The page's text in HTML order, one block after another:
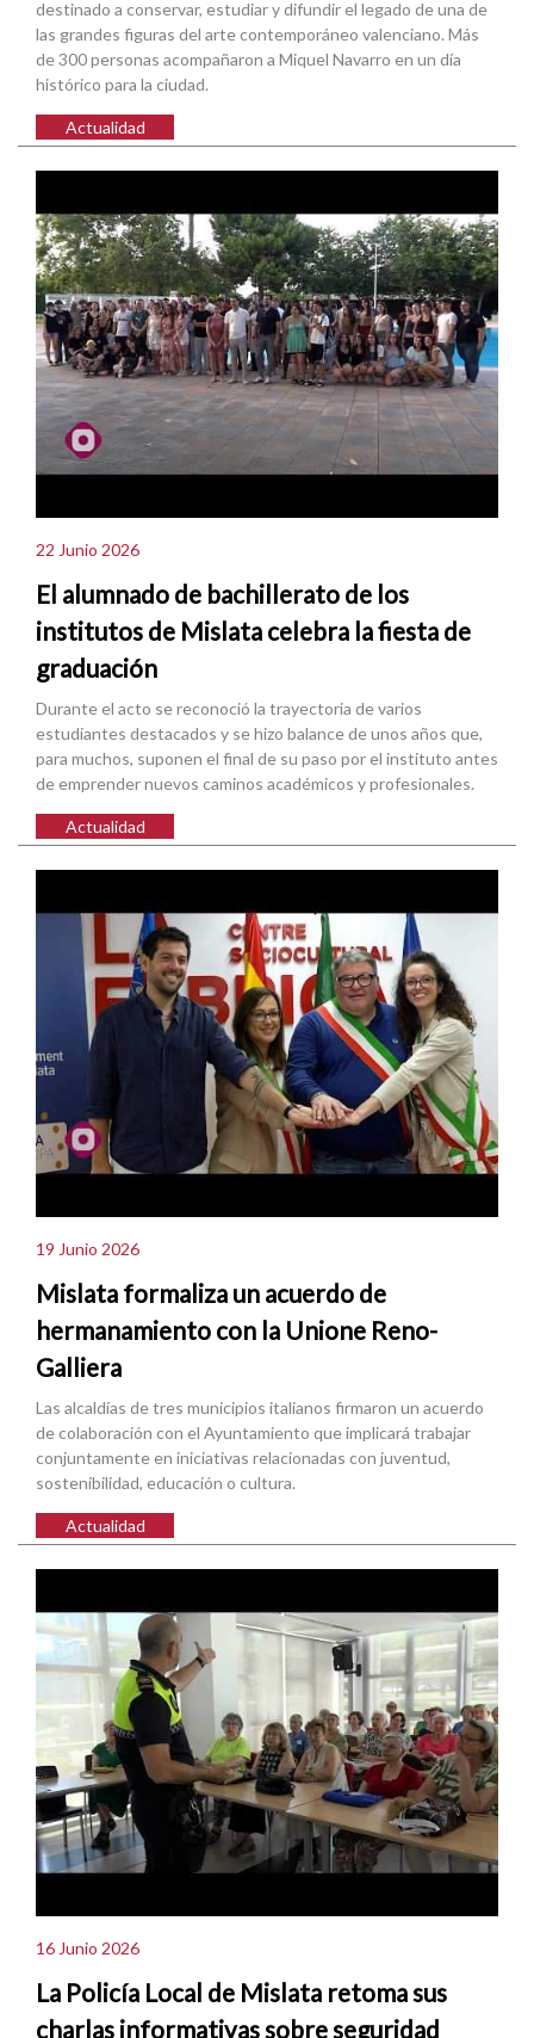
destinado a conservar, estudiar y difundir el legado de una de
las grandes figuras del arte contemporáneo valenciano. Más
de 300 personas acompañaron a Miquel Navarro en un día
histórico para la ciudad.
Actualidad
22 Junio 2026
El alumnado de bachillerato de los
institutos de Mislata celebra la fiesta de
graduación
Durante el acto se reconoció la trayectoria de varios
estudiantes destacados y se hizo balance de unos años que,
para muchos, suponen el final de su paso por el instituto antes
de emprender nuevos caminos académicos y profesionales.
Actualidad
19 Junio 2026
Mislata formaliza un acuerdo de
hermanamiento con la Unione Reno-
Galliera
Las alcaldías de tres municipios italianos firmaron un acuerdo
de colaboración con el Ayuntamiento que implicará trabajar
conjuntamente en iniciativas relacionadas con juventud,
sostenibilidad, educación o cultura.
Actualidad
16 Junio 2026
La Policía Local de Mislata retoma sus
charlas informativas sobre seguridad